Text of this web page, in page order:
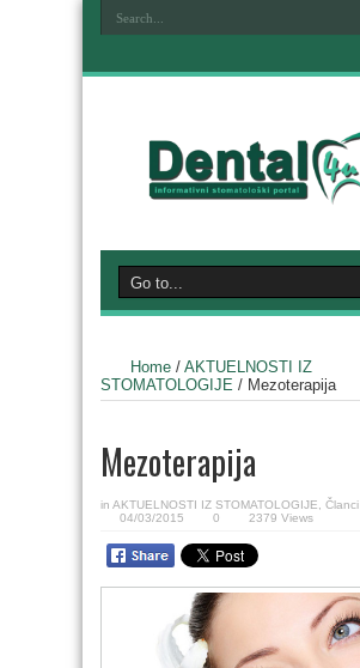
Home / AKTUELNOSTI IZ
STOMATOLOGIJE / Mezoterapija
Mezoterapija
in AKTUELNOSTI IZ STOMATOLOGIJE
Članci
04/03/2015
0 2379 Views